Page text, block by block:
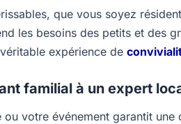
que vous soyez
les besoins des petits et des
expérience de
familial à un expert
votre événement garantit une